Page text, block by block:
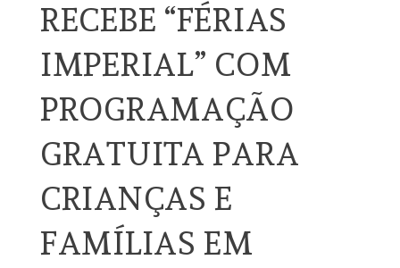
RECEBE “FÉRIAS
IMPERIAL” COM
PROGRAMAÇÃO
GRATUITA PARA
CRIANÇAS E
FAMÍLIAS EM